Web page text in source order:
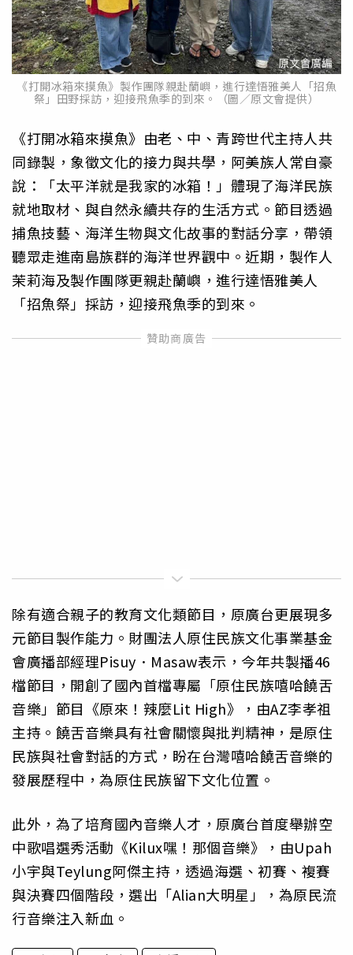
《打開冰箱來摸魚》製作團隊親赴蘭嶼，進行達悟雅美人「招魚
祭」田野採訪，迎接飛魚季的到來。（圖／原文會提供）
《打開冰箱來摸魚》由老、中、青跨世代主持人共
同錄製，象徵文化的接力與共學，阿美族人常自豪
說：「太平洋就是我家的冰箱！」體現了海洋民族
就地取材、與自然永續共存的生活方式。節目透過
捕魚技藝、海洋生物與文化故事的對話分享，帶領
聽眾走進南島族群的海洋世界觀中。近期，製作人
茉莉海及製作團隊更親赴蘭嶼，進行達悟雅美人
「招魚祭」採訪，迎接飛魚季的到來。
除有適合親子的教育文化類節目，原廣台更展現多
元節目製作能力。財團法人原住民族文化事業基金
會廣播部經理Pisuy．Masaw表示，今年共製播46
檔節目，開創了國內首檔專屬「原住民族嘻哈饒舌
音樂」節目《原來！辣麼Lit High》，由AZ李孝祖
主持。饒舌音樂具有社會關懷與批判精神，是原住
民族與社會對話的方式，盼在台灣嘻哈饒舌音樂的
發展歷程中，為原住民族留下文化位置。
此外，為了培育國內音樂人才，原廣台首度舉辦空
中歌唱選秀活動《Kilux嘿！那個音樂》，由Upah
小宇與Teylung阿傑主持，透過海選、初賽、複賽
與決賽四個階段，選出「Alian大明星」，為原民流
行音樂注入新血。